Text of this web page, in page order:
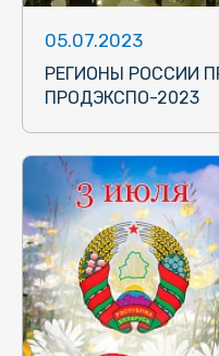
05.07.2023
РЕГИОНЫ РОССИИ
ПРОДЭКСПО-2023